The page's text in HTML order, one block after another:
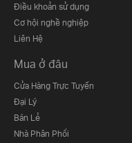
Điều khoản sử dụng
Cơ hội nghề nghiệp
Liên Hệ
Mua ở đâu
Cửa Hàng Trực Tuyến
Đại Lý
Bán Lẻ
Nhà Phân Phối